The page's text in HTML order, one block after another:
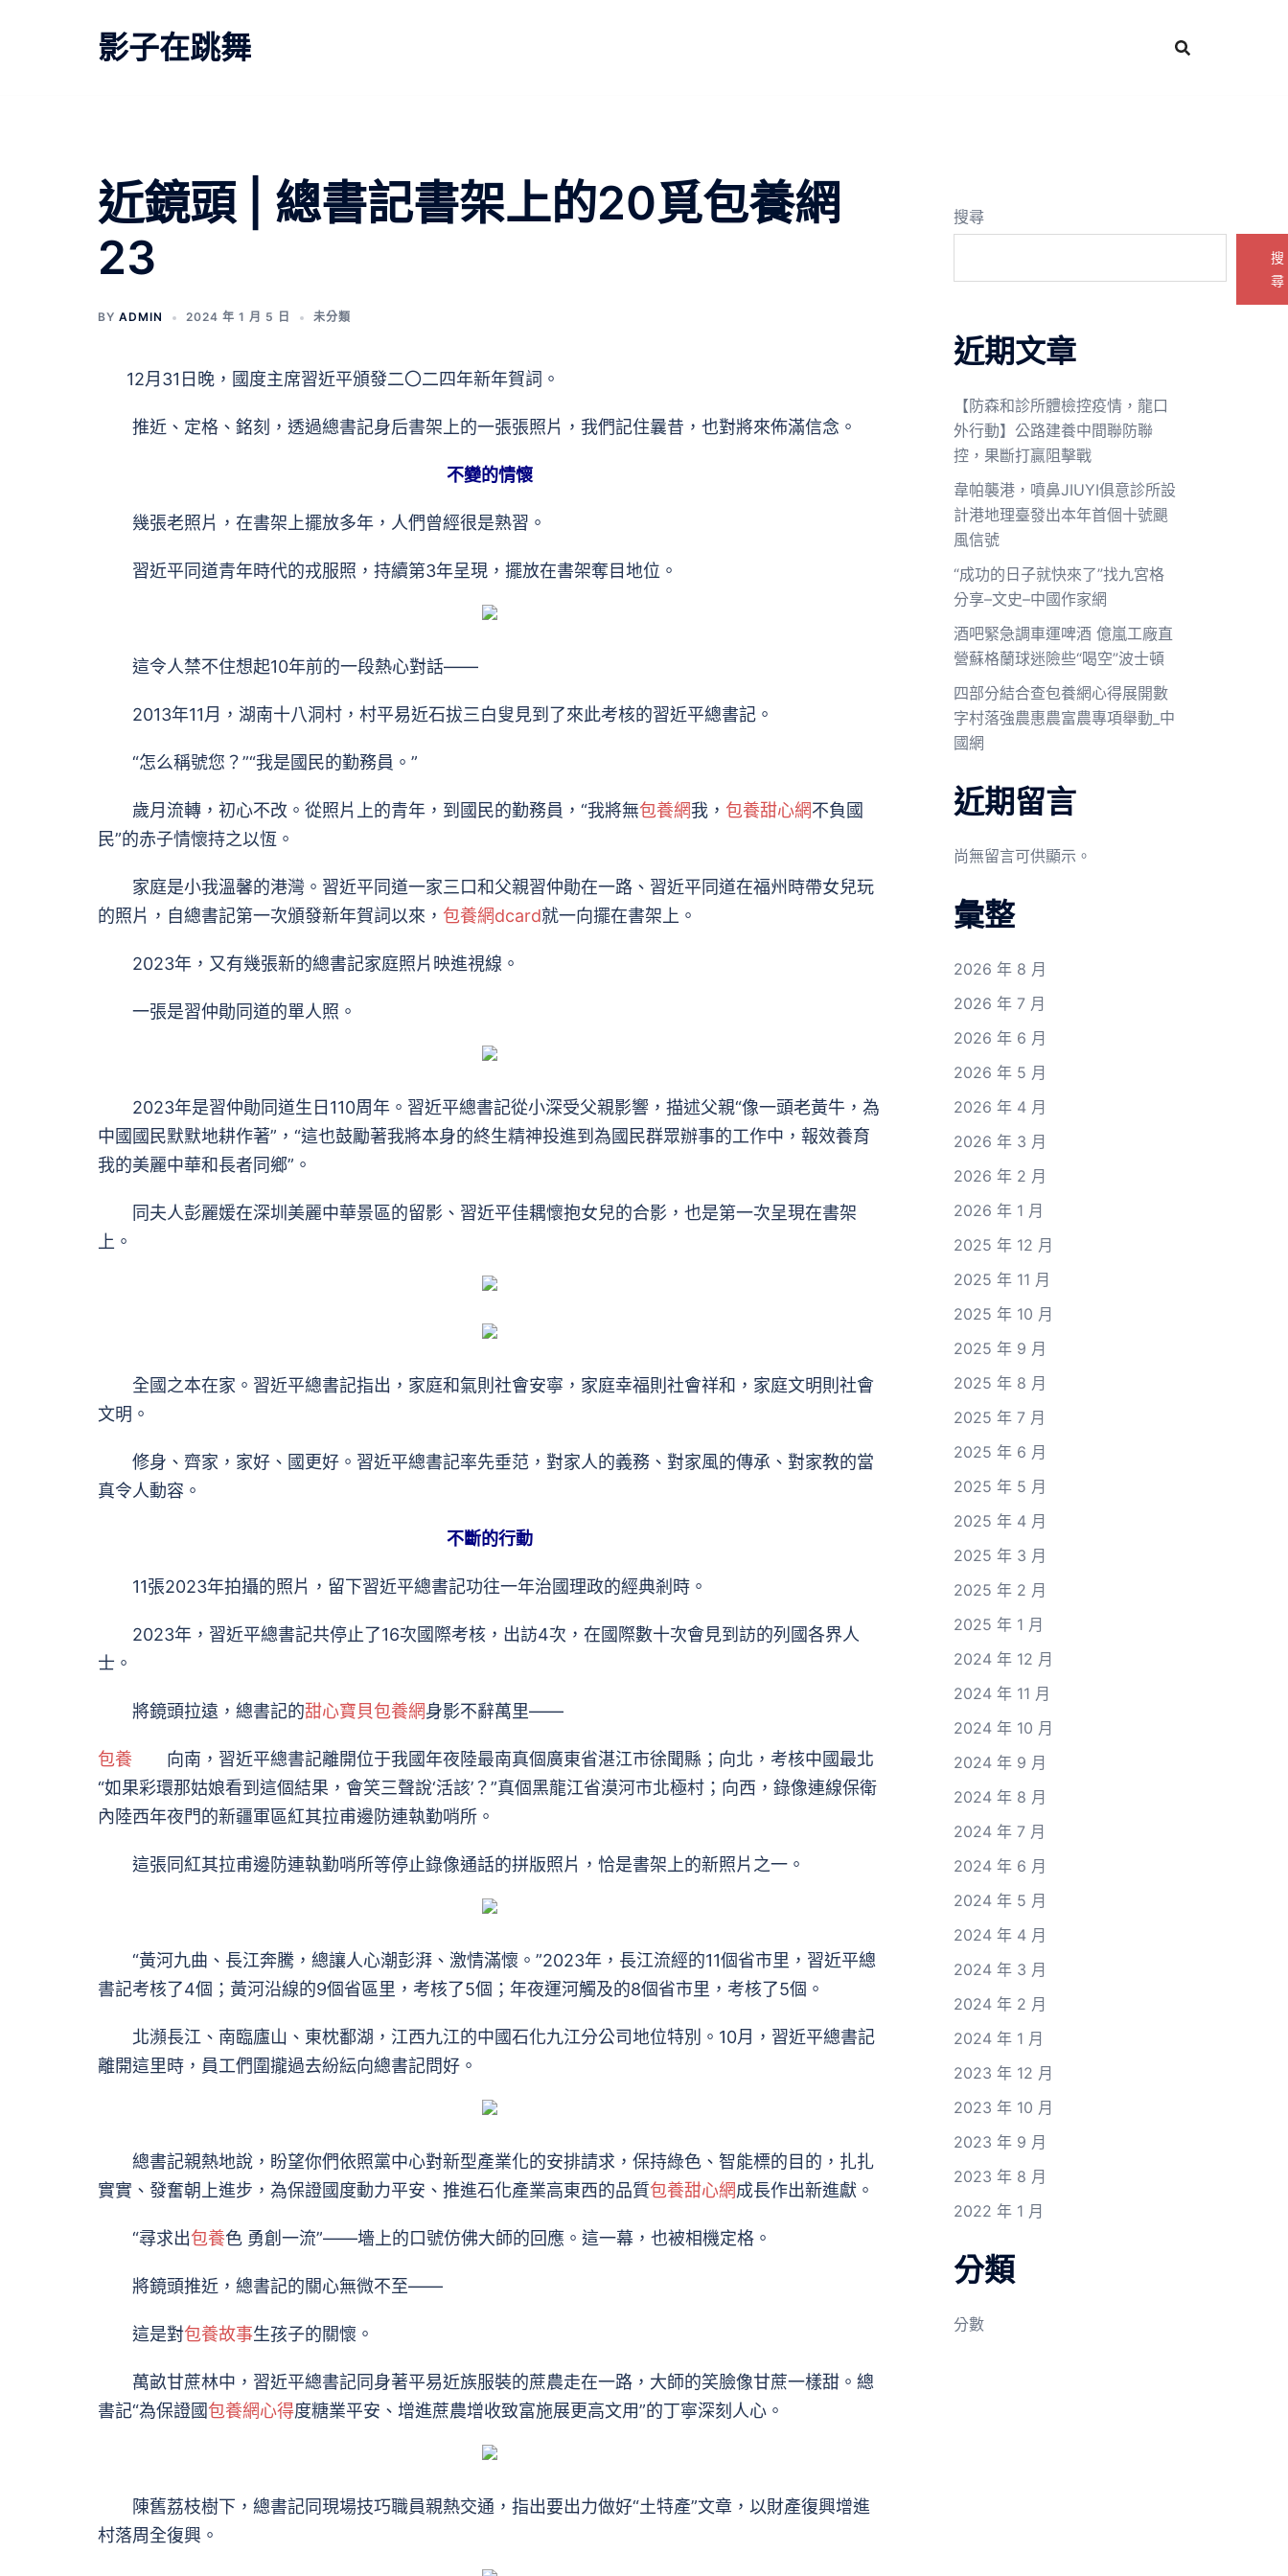
影子在跳舞
近鏡頭 | 總書記書架上的20覓包養網
23
BY ADMIN 2024 年 1 月 5 日 未分類
12月31日晚，國度主席習近平頒發二〇二四年新年賀詞。
推近、定格、銘刻，透過總書記身后書架上的一張張照片，我們記住曩昔，也對將來佈滿信念。
不變的情懷
幾張老照片，在書架上擺放多年，人們曾經很是熟習。
習近平同道青年時代的戎服照，持續第3年呈現，擺放在書架奪目地位。
這令人禁不住想起10年前的一段熱心對話——
2013年11月，湖南十八洞村，村平易近石拔三白叟見到了來此考核的習近平總書記。
“怎么稱號您？”“我是國民的勤務員。”
歲月流轉，初心不改。從照片上的青年，到國民的勤務員，“我將無包養網我， 包養甜心網不負國
民”的赤子情懷持之以恆。
家庭是小我溫馨的港灣。習近平同道一家三口和父親習仲勛在一路、習近平同道在福州時帶女兒玩
的照片，自總書記第一次頒發新年賀詞以來， 包養網dcard就一向擺在書架上。
2023年，又有幾張新的總書記家庭照片映進視線。
一張是習仲勛同道的單人照。
2023年是習仲勛同道生日110周年。習近平總書記從小深受父親影響，描述父親“像一頭老黃牛，為
中國國民默默地耕作著”，“這也鼓勵著我將本身的終生精神投進到為國民群眾辦事的工作中，報效養育
我的美麗中華和長者同鄉”。
同夫人彭麗媛在深圳美麗中華景區的留影、習近平佳耦懷抱女兒的合影，也是第一次呈現在書架
上。
全國之本在家。習近平總書記指出，家庭和氣則社會安寧，家庭幸福則社會祥和，家庭文明則社會
文明。
修身、齊家，家好、國更好。習近平總書記率先垂范，對家人的義務、對家風的傳承、對家教的當
真令人動容。
不斷的行動
11張2023年拍攝的照片，留下習近平總書記功往一年治國理政的經典剎時。
2023年，習近平總書記共停止了16次國際考核，出訪4次，在國際數十次會見到訪的列國各界人
士。
將鏡頭拉遠，總書記的甜心寶貝包養網身影不辭萬里——
包養 向南，習近平總書記離開位于我國年夜陸最南真個廣東省湛江市徐聞縣；向北，考核中國最北
“如果彩環那姑娘看到這個結果，會笑三聲說‘活該’？”真個黑龍江省漠河市北極村；向西，錄像連線保衛
內陸西年夜門的新疆軍區紅其拉甫邊防連執勤哨所。
這張同紅其拉甫邊防連執勤哨所等停止錄像通話的拼版照片，恰是書架上的新照片之一。
“黃河九曲、長江奔騰，總讓人心潮彭湃、激情滿懷。”2023年，長江流經的11個省市里，習近平總
書記考核了4個；黃河沿線的9個省區里，考核了5個；年夜運河觸及的8個省市里，考核了5個。
北瀕長江、南臨廬山、東枕鄱湖，江西九江的中國石化九江分公司地位特別。10月，習近平總書記
離開這里時，員工們圍攏過去紛紜向總書記問好。
總書記親熱地說，盼望你們依照黨中心對新型產業化的安排請求，保持綠色、智能標的目的，扎扎
實實、發奮朝上進步，為保證國度動力平安、推進石化產業高東西的品質包養甜心網成長作出新進獻。
“尋求出包養色 勇創一流”——墻上的口號仿佛大師的回應。這一幕，也被相機定格。
將鏡頭推近，總書記的關心無微不至——
這是對包養故事生孩子的關懷。
萬畝甘蔗林中，習近平總書記同身著平易近族服裝的蔗農走在一路，大師的笑臉像甘蔗一樣甜。總
書記“為保證國包養網心得度糖業平安、增進蔗農增收致富施展更高文用”的丁寧深刻人心。
陳舊荔枝樹下，總書記同現場技巧職員親熱交通，指出要出力做好“土特產”文章，以財產復興增進
村落周全復興。
搜尋
搜
尋
近期文章
【防森和診所體檢控疫情，龍口
外行動】公路建養中間聯防聯
控，果斷打贏阻擊戰
韋帕襲港，噴鼻JIUYI俱意診所設
計港地理臺發出本年首個十號颶
風信號
“成功的日子就快來了”找九宮格
分享–文史–中國作家網
酒吧緊急調車運啤酒 億嵐工廠直
營蘇格蘭球迷險些“喝空”波士頓
四部分結合查包養網心得展開數
字村落強農惠農富農專項舉動_中
國網
近期留言
尚無留言可供顯示。
彙整
2026 年 8 月
2026 年 7 月
2026 年 6 月
2026 年 5 月
2026 年 4 月
2026 年 3 月
2026 年 2 月
2026 年 1 月
2025 年 12 月
2025 年 11 月
2025 年 10 月
2025 年 9 月
2025 年 8 月
2025 年 7 月
2025 年 6 月
2025 年 5 月
2025 年 4 月
2025 年 3 月
2025 年 2 月
2025 年 1 月
2024 年 12 月
2024 年 11 月
2024 年 10 月
2024 年 9 月
2024 年 8 月
2024 年 7 月
2024 年 6 月
2024 年 5 月
2024 年 4 月
2024 年 3 月
2024 年 2 月
2024 年 1 月
2023 年 12 月
2023 年 10 月
2023 年 9 月
2023 年 8 月
2022 年 1 月
分類
分數